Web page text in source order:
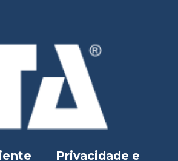
Privacidade e